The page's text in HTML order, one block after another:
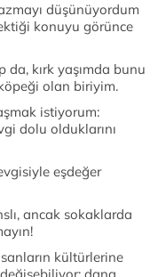
düşünüyordum
konuyu görünce
kırk yaşımda bunu
olan biriyim.
istiyorum:
dolu olduklarını
eşdeğer
ancak sokaklarda
kültürlerine